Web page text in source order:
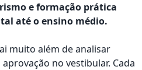
e formação prática
até o ensino médio.
muito além de analisar
no vestibular. Cada